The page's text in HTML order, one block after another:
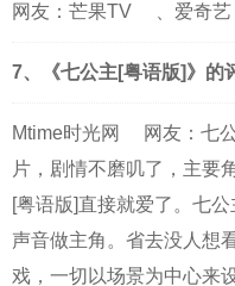
网友： 芒果TV 、 爱奇艺
7、《七公主[粤语版]》的
Mtime时光网
网友：七
片，剧情不磨叽了，主要
[粤语版]直接就爱了。七
声音做主角。省去没人想
戏，一切以场景为中心来